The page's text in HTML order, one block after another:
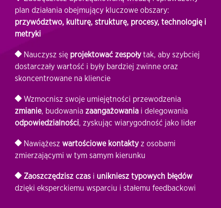
plan działania obejmujący kluczowe obszary:
przywództwo, kulturę, strukturę, procesy, technologię i
metryki
Nauczysz się projektować zespołytak, aby szybciej
dostarczały wartość i były bardziej zwinne oraz
skoncentrowane na kliencie
Wzmocnisz swoje umiejętności przewodzenia
zmianie, budowania zaangażowania i delegowania
odpowiedzialności, zyskując wiarygodność jako lider
Nawiążesz wartościowe kontaktyz osobami
zmierzającymi w tym samym kierunku
Zaoszczędzisz czas i unikniesz typowych błędów
dzięki eksperckiemu wsparciu i stałemu feedbackowi